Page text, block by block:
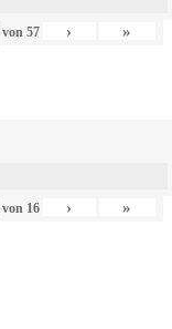
von 57 › »
von 16 › »